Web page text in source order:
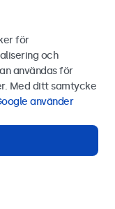
i kundvagnen
för
och
användas för
Med ditt samtycke
använder